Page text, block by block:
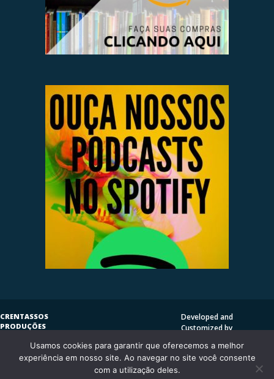
CRENTASSOS
PRODUÇÕES
COPYLEFT©2009
CRENTASSOS
CURITIBA/PR - BRASIL
Developed and
Customized by
DESIGN
UsingVantage Theme
Usamos cookies para garantir que oferecemos a melhor
experiência em nosso site. Ao navegar no site você consente
com a utilização deles.